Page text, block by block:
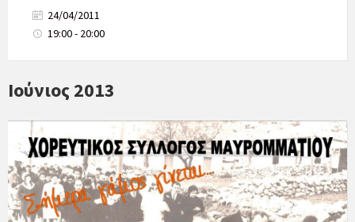
24/04/2011
19:00 - 20:00
Ιούνιος 2013